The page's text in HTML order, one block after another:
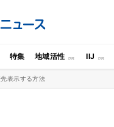
特集 地域活性 IIJ
表示する方法